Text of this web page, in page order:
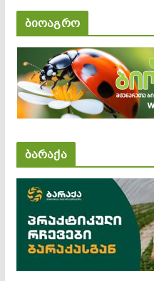
ბიოაგრო
ბარაქა